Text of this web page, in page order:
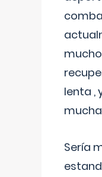
lenta ,
Sería